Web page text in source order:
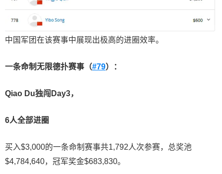
中国军团在该赛事中展现出极高的进圈效率。
一条命制无限德扑赛事（#79）：
Qiao Du独闯 Day3，
6人全部进圈
买入$3,000的一条命制赛事共1,792人次参赛，总奖池
$4,784,640，冠军奖金$683,830。